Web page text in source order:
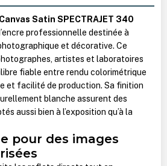
Satin SPECTRAJET 340
professionnelle destinée à
et décorative. Ce
artistes et laboratoires
fiable entre rendu colorimétrique
et facilité de production. Sa finition
blanche assurent des
aussi bien à l’exposition qu’à la
pour des images